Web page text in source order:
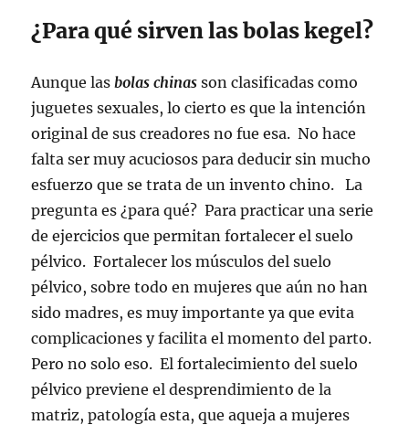
¿Para qué sirven las bolas kegel?
Aunque lasbolas chinas son clasificadas como
juguetes sexuales, lo cierto es que la intención
original de sus creadores no fue esa. No hace
falta ser muy acuciosos para deducir sin mucho
esfuerzo que se trata de un invento chino. La
pregunta es ¿para qué? Para practicar una serie
de ejercicios que permitan fortalecer el suelo
pélvico. Fortalecer los músculos del suelo
pélvico, sobre todo en mujeres que aún no han
sido madres, es muy importante ya que evita
complicaciones y facilita el momento del parto.
Pero no solo eso. El fortalecimiento del suelo
pélvico previene el desprendimiento de la
matriz, patología esta, que aqueja a mujeres